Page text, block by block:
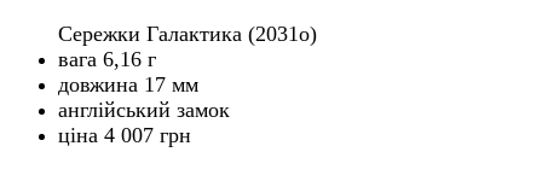
Сережки Галактика (2031o)
вага 6,16 г
довжина 17 мм
англійський замок
ціна 4 007 грн